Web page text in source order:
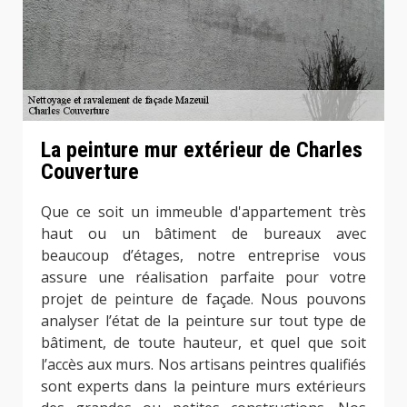
La peinture mur extérieur de Charles
Couverture
Que ce soit un immeuble d'appartement très
haut ou un bâtiment de bureaux avec
beaucoup d’étages, notre entreprise vous
assure une réalisation parfaite pour votre
projet de peinture de façade. Nous pouvons
analyser l’état de la peinture sur tout type de
bâtiment, de toute hauteur, et quel que soit
l’accès aux murs. Nos artisans peintres qualifiés
sont experts dans la peinture murs extérieurs